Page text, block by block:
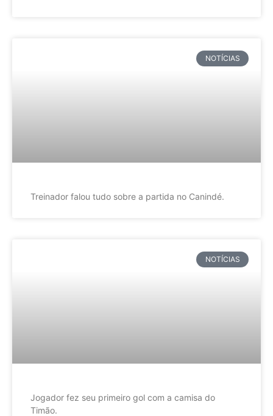
NOTÍCIAS
Treinador falou tudo sobre a partida no Canindé.
NOTÍCIAS
Jogador fez seu primeiro gol com a camisa do
Timão.